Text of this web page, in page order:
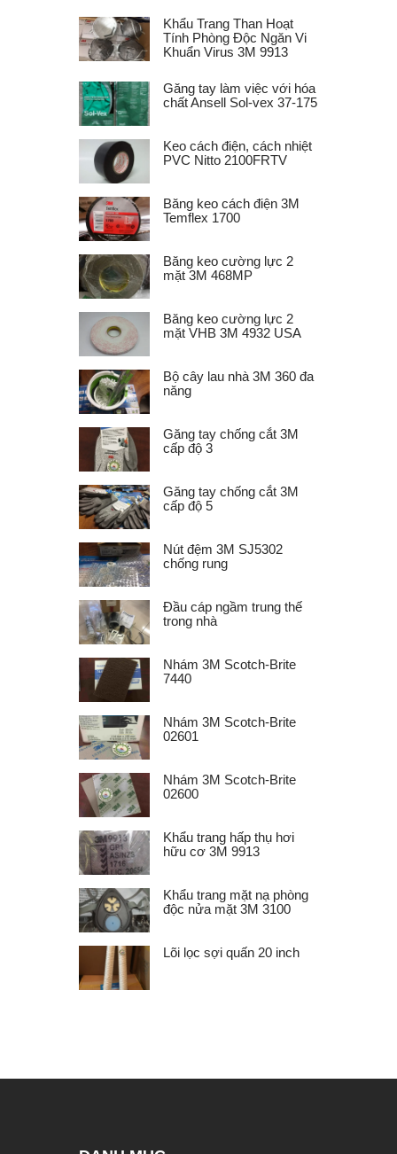
Khẩu Trang Than Hoạt
Tính Phòng Độc Ngăn Vi
Khuẩn Virus 3M 9913
Găng tay làm việc với hóa
chất Ansell Sol-vex 37-175
Keo cách điện, cách nhiệt
PVC Nitto 2100FRTV
Băng keo cách điện 3M
Temflex 1700
Băng keo cường lực 2
mặt 3M 468MP
Băng keo cường lực 2
mặt VHB 3M 4932 USA
Bộ cây lau nhà 3M 360 đa
năng
Găng tay chống cắt 3M
cấp độ 3
Găng tay chống cắt 3M
cấp độ 5
Nút đệm 3M SJ5302
chống rung
Đầu cáp ngầm trung thế
trong nhà
Nhám 3M Scotch-Brite
7440
Nhám 3M Scotch-Brite
02601
Nhám 3M Scotch-Brite
02600
Khẩu trang hấp thụ hơi
hữu cơ 3M 9913
Khẩu trang mặt nạ phòng
độc nửa mặt 3M 3100
Lõi lọc sợi quấn 20 inch